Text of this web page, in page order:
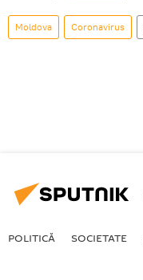
Moldova Coronavirus
POLITICĂ SOCIETATE